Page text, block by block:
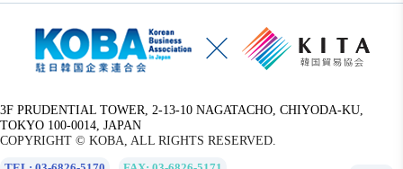
3F PRUDENTIAL TOWER, 2-13-10 NAGATACHO, CHIYODA-KU,
TOKYO 100-0014, JAPAN
COPYRIGHT © KOBA, ALL RIGHTS RESERVED.